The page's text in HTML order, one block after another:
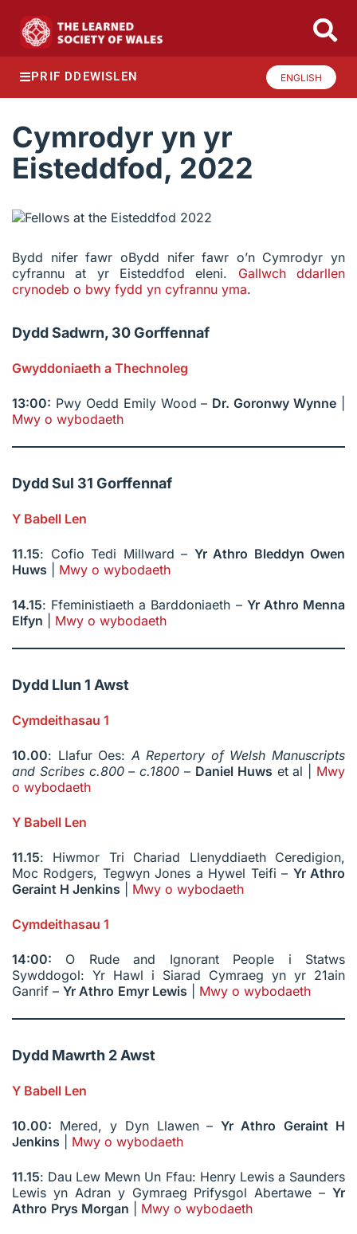
PRIF DDEWISLEN ENGLISH
Cymrodyr yn yr
Eisteddfod, 2022
Bydd nifer fawr oBydd nifer fawr o’n Cymrodyr yn
cyfrannu at yr Eisteddfod eleni. Gallwch ddarllen
crynodeb o bwy fydd yn cyfrannu yma.
Dydd Sadwrn, 30 Gorffennaf
Gwyddoniaeth a Thechnoleg
13:00: Pwy Oedd Emily Wood – Dr. Goronwy Wynne
Mwy o wybodaeth
Dydd Sul 31 Gorffennaf
Y Babell Len
11.15: Cofio Tedi Millward – Yr Athro Bleddyn Owen
Huws
Mwy o wybodaeth
14.15: Ffeministiaeth a Barddoniaeth – Yr Athro Menna
Elfyn
Mwy o wybodaeth
Dydd Llun 1 Awst
Cymdeithasau 1
10.00: Llafur Oes: A Repertory of Welsh Manuscripts
and Scribes c.800 – c.1800 – Daniel Huws et al | Mwy
o wybodaeth
Y Babell Len
11.15: Hiwmor Tri Chariad Llenyddiaeth Ceredigion,
Moc Rodgers, Tegwyn Jones a Hywel Teifi – Yr Athro
Geraint H Jenkins
Mwy o wybodaeth
Cymdeithasau 1
14:00: O Rude and Ignorant People i Statws
Sywddogol: Yr Hawl i Siarad Cymraeg yn yr 21ain
Ganrif – Yr Athro Emyr Lewis Mwy o wybodaeth
Dydd Mawrth 2 Awst
Y Babell Len
10.00: Mered, y Dyn Llawen –Yr Athro Geraint H
Jenkins
Mwy o wybodaeth
11.15: Dau Lew Mewn Un Ffau: Henry Lewis a Saunders
Lewis yn Adran y Gymraeg Prifysgol Abertawe – Yr
Athro Prys Morgan Mwy o wybodaeth